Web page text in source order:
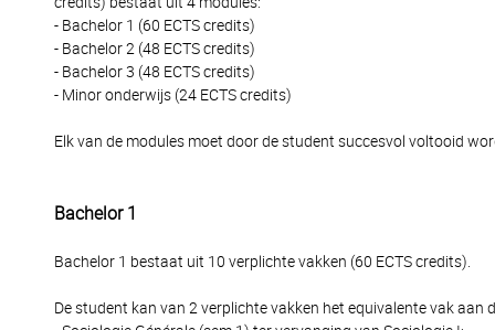
- Bachelor 1 (60 ECTS credits)
- Bachelor 2 (48 ECTS credits)
- Bachelor 3 (48 ECTS credits)
- Minor onderwijs (24 ECTS credits)
Elk van de modules moet door de student succesvol voltooid
Bachelor 1
Bachelor 1 bestaat uit 10 verplichte vakken (60 ECTS credits).
De student kan van 2 verplichte vakken het equivalente vak aan